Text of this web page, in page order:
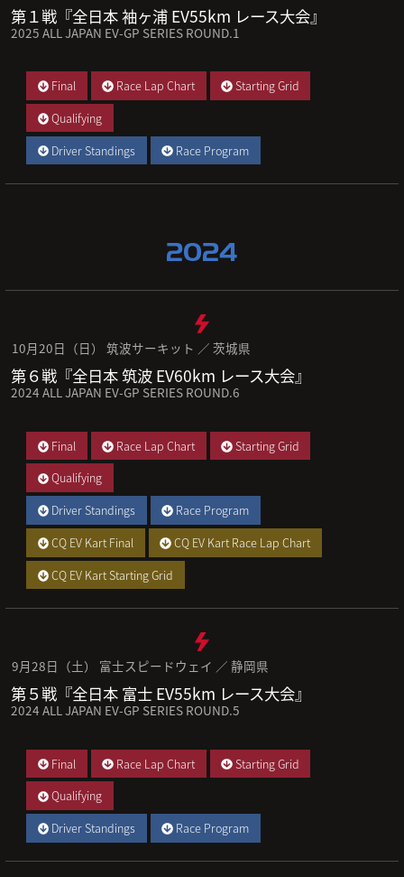
第１戦『全日本 袖ヶ浦 EV55km レース大会』
2025 ALL JAPAN EV-GP SERIES ROUND.1
Final Race Lap Chart
Starting Grid
Qualifying
Driver Standings
Race Program
2024
10月20日（日） 筑波サーキット ／ 茨城県
第６戦『全日本 筑波 EV60km レース大会』
2024 ALL JAPAN EV-GP SERIES ROUND.6
Final Race Lap Chart
Starting Grid
Qualifying
Driver Standings
Race Program
CQ EV Kart Final
CQ EV Kart Race Lap Chart
CQ EV Kart Starting Grid
9月28日（土） 富士スピードウェイ ／ 静岡県
第５戦『全日本 富士 EV55km レース大会』
2024 ALL JAPAN EV-GP SERIES ROUND.5
Final Race Lap Chart
Starting Grid
Qualifying
Driver Standings
Race Program